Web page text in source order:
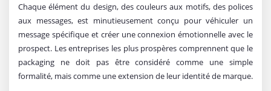
Chaque élément du design, des couleurs aux motifs, des polices
aux messages, est minutieusement conçu pour véhiculer un
message spécifique et créer une connexion émotionnelle avec le
prospect. Les entreprises les plus prospères comprennent que le
packaging ne doit pas être considéré comme une simple
formalité, mais comme une extension de leur identité de marque.